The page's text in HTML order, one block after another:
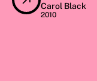
Carol Black
2010